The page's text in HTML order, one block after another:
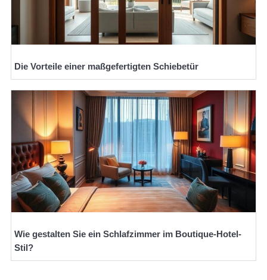
Die Vorteile einer maßgefertigten Schiebetür
Wie gestalten Sie ein Schlafzimmer im Boutique-Hotel-
Stil?